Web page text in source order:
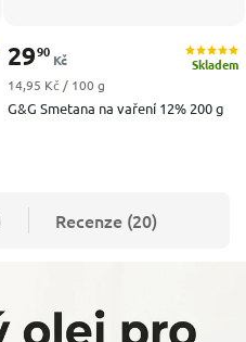
G&G Smetana na vaření 12% 200 g
Skladem
2990
Kč
Měrná cena:
14,95 Kč / 100 g
Recenze (20)